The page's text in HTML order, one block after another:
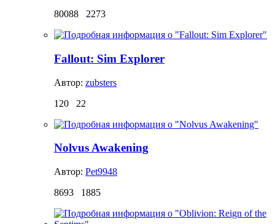
80088
2273
Fallout: Sim Explorer
Автор: zubsters
120
22
Nolvus Awakening
Автор: Pet9948
8693
1885